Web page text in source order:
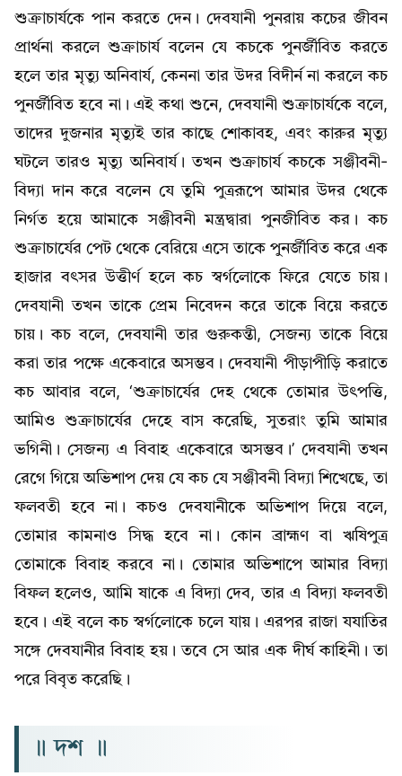
শুক্রাচার্যকে পান করতে দেন। দেবযানী পুনরায় কচের জীবন
প্রার্থনা করলে শুক্রাচার্য বলেন যে কচকে পুনর্জীবিত করতে
হলে তার মৃত্যু অনিবার্য, কেননা তার উদর বিদীর্ন না করলে কচ
পুনর্জীবিত হবে না। এই কথা শুনে, দেবযানী শুক্রাচার্যকে বলে,
তাদের দুজনার মৃত্যুই তার কাছে শোকাবহ, এবং কারুর মৃত্যু
ঘটলে তারও মৃত্যু অনিবার্য। তখন শুক্রাচার্য কচকে সঞ্জীবনী-
বিদ্যা দান করে বলেন যে তুমি পুত্ররূপে আমার উদর থেকে
নির্গত হয়ে আমাকে সঞ্জীবনী মন্ত্রদ্বারা পুনজীবিত কর। কচ
শুক্রাচার্যের পেট থেকে বেরিয়ে এসে তাকে পুনর্জীবিত করে এক
হাজার বৎসর উত্তীর্ণ হলে কচ স্বৰ্গলোকে ফিরে যেতে চায়।
দেবযানী তখন তাকে প্রেম নিবেদন করে তাকে বিয়ে করতে
চায়। কচ বলে, দেবযানী তার গুরুকন্তী, সেজন্য তাকে বিয়ে
করা তার পক্ষে একেবারে অসম্ভব। দেবযানী পীড়াপীড়ি করাতে
কচ আবার বলে, ‘শুক্রাচার্যের দেহ থেকে তোমার উৎপত্তি,
আমিও শুক্রাচার্যের দেহে বাস করেছি, সুতরাং তুমি আমার
ভগিনী। সেজন্য এ বিবাহ একেবারে অসম্ভব।’ দেবযানী তখন
রেগে গিয়ে অভিশাপ দেয় যে কচ যে সঞ্জীবনী বিদ্যা শিখেছে, তা
ফলবতী হবে না। কচও দেবযানীকে অভিশাপ দিয়ে বলে,
তোমার কামনাও সিদ্ধ হবে না। কোন ব্রাহ্মণ বা ঋষিপুত্র
তোমাকে বিবাহ করবে না। তোমার অভিশাপে আমার বিদ্যা
বিফল হলেও, আমি ষাকে এ বিদ্যা দেব, তার এ বিদ্যা ফলবতী
হবে। এই বলে কচ স্বৰ্গলোকে চলে যায়। এরপর রাজা যযাতির
সঙ্গে দেবযানীর বিবাহ হয়। তবে সে আর এক দীর্ঘ কাহিনী। তা
পরে বিবৃত করেছি।
॥ দশ ॥